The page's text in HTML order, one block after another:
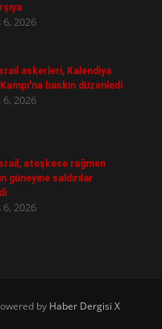
2026
askerleri, Kalendiya
baskın düzenledi
2026
ateşkese rağmen
güneyine saldırılar
2026
by Haber Dergisi X